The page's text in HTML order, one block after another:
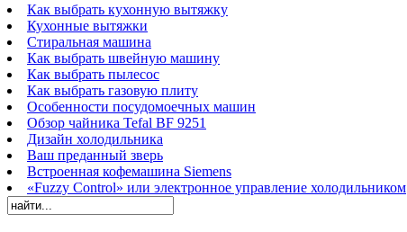
Как выбрать кухонную вытяжку
Кухонные вытяжки
Стиральная машина
Как выбрать швейную машину
Как выбрать пылесос
Как выбрать газовую плиту
Особенности посудомоечных машин
Обзор чайника Tefal BF 9251
Дизайн холодильника
Ваш преданный зверь
Встроенная кофемашина Siemens
«Fuzzy Control» или электронное управление холодильником